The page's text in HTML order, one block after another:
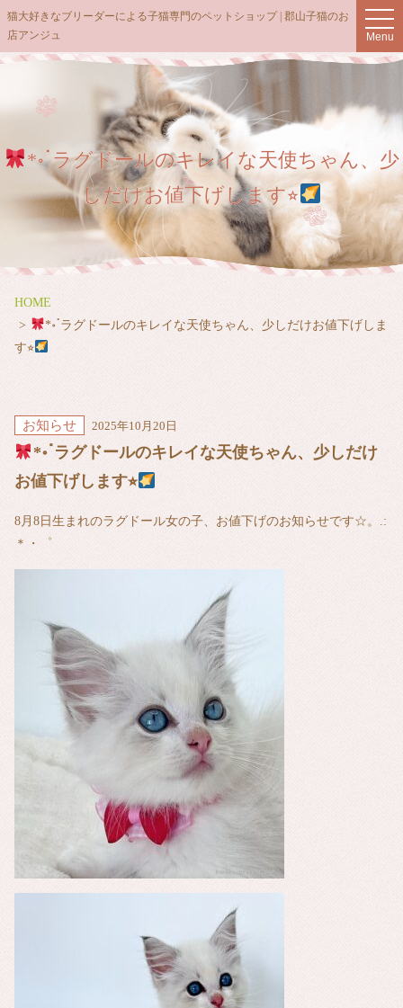
t
o
g
g
a
v
a
t
o
Menu
猫大好きなブリーダーによる子猫専門のペットショップ | 郡山子猫のお
店アンジュ
*॰ॱラグドールのキレイな天使ちゃん、少
しだけお値下げします⭐︎
HOME
*॰ॱラグドールのキレイな天使ちゃん、少しだけお値下げしま
す⭐︎
お知らせ 2025年10月20日
*॰ॱラグドールのキレイな天使ちゃん、少しだけ
お値下げします⭐︎
8月8日生まれのラグドール女の子、お値下げのお知らせです☆。.:
＊・゜